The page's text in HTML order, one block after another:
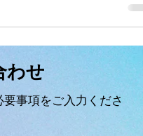
わせ
要事項をご入力くださ